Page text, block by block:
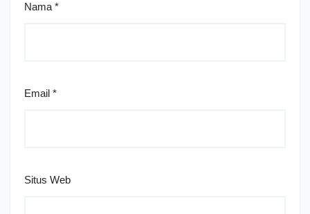
Nama *
Email *
Situs Web